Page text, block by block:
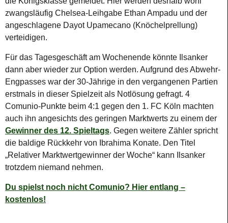
zwangsläufig Chelsea-Leihgabe Ethan Ampadu und der
angeschlagene Dayot Upamecano (Knöchelprellung)
verteidigen.
Für das Tagesgeschäft am Wochenende könnte Ilsanker
dann aber wieder zur Option werden. Aufgrund des Abwehr-
Engpasses war der 30-Jährige in den vergangenen Partien
erstmals in dieser Spielzeit als Notlösung gefragt. 4
Comunio-Punkte beim 4:1 gegen den 1. FC Köln machten
auch ihn angesichts des geringen Marktwerts zu einem der
Gewinner des 12. Spieltags. Gegen weitere Zähler spricht
die baldige Rückkehr von Ibrahima Konate. Den Titel
„Relativer Marktwertgewinner der Woche“ kann Ilsanker
trotzdem niemand nehmen.
Du spielst noch nicht Comunio? Hier entlang –
kostenlos!